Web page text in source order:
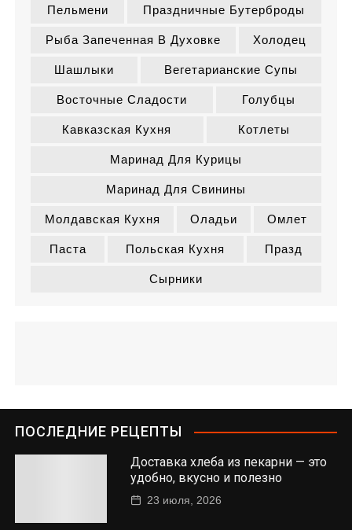
Пельмени Праздничные Бутерброды
Рыба Запеченная В Духовке Холодец
Шашлыки Вегетарианские Супы
Восточные Сладости Голубцы
Кавказская Кухня Котлеты
Маринад Для Курицы
Маринад Для Свинины
Молдавская Кухня Оладьи Омлет
Паста Польская Кухня Празд
Сырники
ПОСЛЕДНИЕ РЕЦЕПТЫ
Доставка хлеба из пекарни — это
удобно, вкусно и полезно
23 июля, 2026